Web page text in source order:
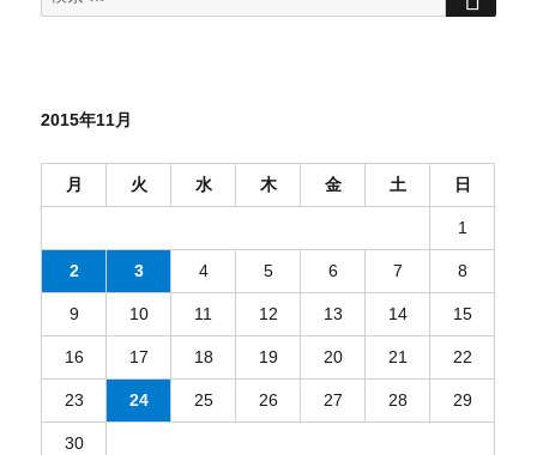
わ
せ》
索
2015年11月
月 火 水 木 金 土 日
1
2 3 4 5 6 7 8
9 10 11 12 13 14 15
16 17 18 19 20 21 22
23 24 25 26 27 28 29
30